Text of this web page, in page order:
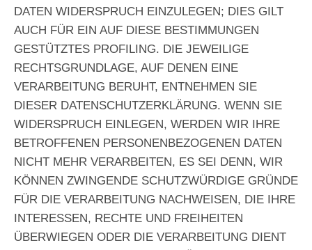
DATEN WIDERSPRUCH EINZULEGEN; DIES GILT
AUCH FÜR EIN AUF DIESE BESTIMMUNGEN
GESTÜTZTES PROFILING. DIE JEWEILIGE
RECHTSGRUNDLAGE, AUF DENEN EINE
VERARBEITUNG BERUHT, ENTNEHMEN SIE
DIESER DATENSCHUTZERKLÄRUNG. WENN SIE
WIDERSPRUCH EINLEGEN, WERDEN WIR IHRE
BETROFFENEN PERSONENBEZOGENEN DATEN
NICHT MEHR VERARBEITEN, ES SEI DENN, WIR
KÖNNEN ZWINGENDE SCHUTZWÜRDIGE GRÜNDE
FÜR DIE VERARBEITUNG NACHWEISEN, DIE IHRE
INTERESSEN, RECHTE UND FREIHEITEN
ÜBERWIEGEN ODER DIE VERARBEITUNG DIENT